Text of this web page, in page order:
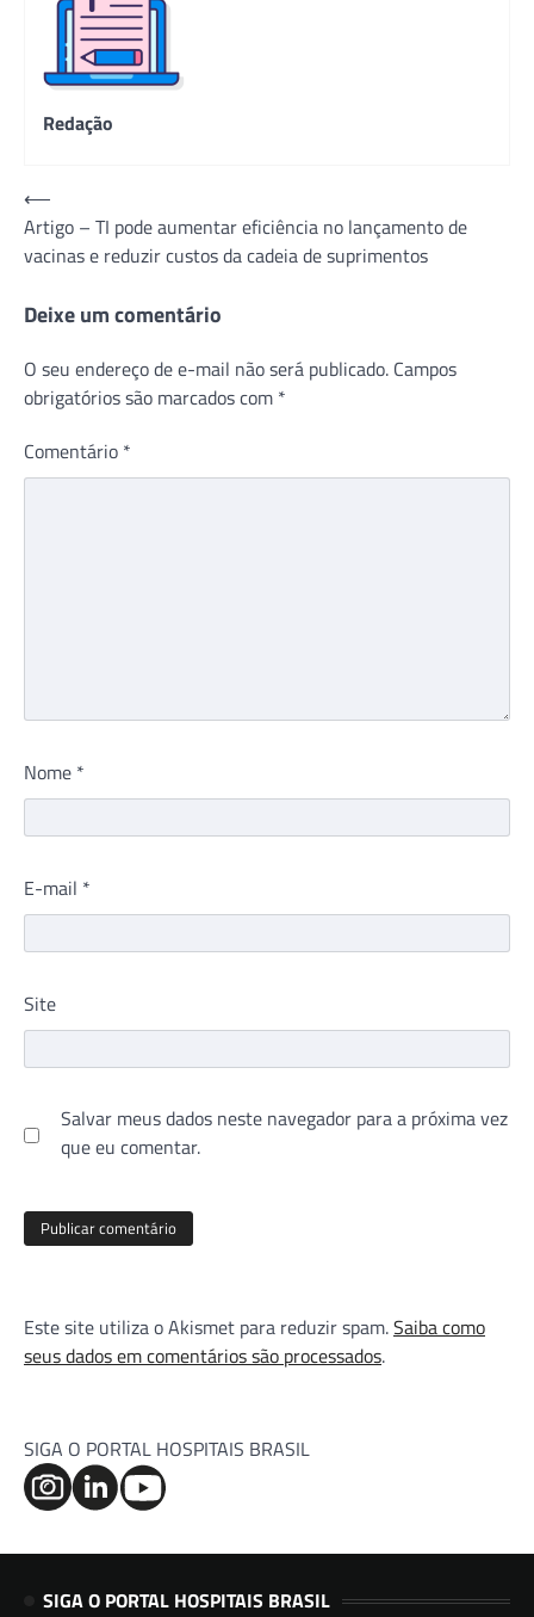
Redação
Navegação
de
Post
⟵
Artigo – TI pode aumentar eficiência no lançamento de
vacinas e reduzir custos da cadeia de suprimentos
Deixe um comentário
O seu endereço de e-mail não será publicado. Campos
obrigatórios são marcados com *
Comentário *
Nome *
E-mail *
Site
Salvar meus dados neste navegador para a próxima vez
que eu comentar.
Este site utiliza o Akismet para reduzir spam.Saiba como
seus dados em comentários são processados.
SIGA O PORTAL HOSPITAIS BRASIL
SIGA O PORTAL HOSPITAIS BRASIL